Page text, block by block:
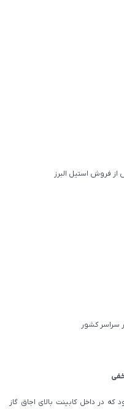
در داخل کابینت بالای اجاق گاز